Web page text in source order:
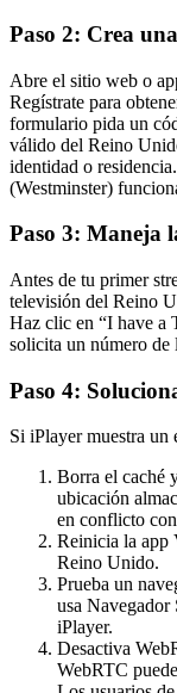
Paso 2: Crea
Abre el sitio web o
Regístrate para
formulario pida un
válido del Reino
identidad o
(Westminster)
Paso 3: Maneja
Antes de tu primer
televisión del Reino
Haz clic en “I have a
solicita un número
Paso 4:
Si iPlayer muestra un
Borra el caché
ubicación
en conflicto
Reinicia la app
Reino Unido.
Prueba un
usa Navegador
iPlayer.
Desactiva
WebRTC